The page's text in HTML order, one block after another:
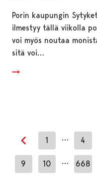
Porin kaupungin
ilmestyy tällä viikolla
voi myös noutaa
sitä voi…
Edellinen sivu
1 … 4
9 10 … 668